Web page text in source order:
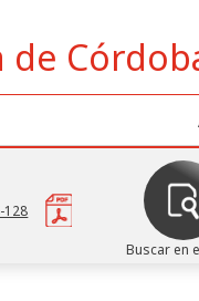
128
Buscar en